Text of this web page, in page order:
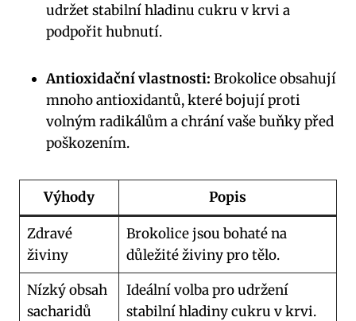
udržet stabilní hladinu cukru v krvi a
podpořit hubnutí.
Antioxidační vlastnosti: Brokolice obsahují
mnoho antioxidantů, které bojují proti
volným radikálům a chrání vaše buňky před
poškozením.
Výhody Popis
Zdravé
živiny
Brokolice jsou bohaté na
důležité živiny pro tělo.
Nízký obsah
sacharidů
Ideální volba pro udržení
stabilní hladiny cukru v krvi.